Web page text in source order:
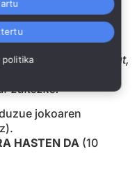
benetako pertsona bat,
da eta edozein
zaitezke.
jokoaren
HASTEN DA (10
politika